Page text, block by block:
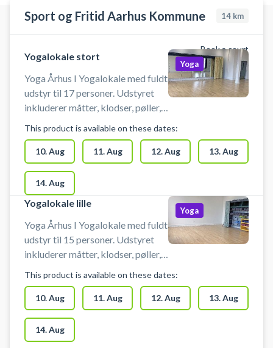
Sport og Fritid Aarhus Kommune 14 km
Book a court
Yogalokale stort
Yoga Århus I Yogalokale med fuldt
udstyr til 17 personer. Udstyret
inkluderer måtter, klodser, pøller,
bygningens konstruktion må
lokalet KUN benyttes til yoga,
meditation og mindfulness.
Yoga
This product is available on these dates:
10. Aug 11. Aug 12. Aug 13. Aug
14. Aug
Yogalokale lille
Yoga Århus I Yogalokale med fuldt
udstyr til 15 personer. Udstyret
inkluderer måtter, klodser, pøller,
bygningens konstruktion må
lokalet KUN benyttes til yoga,
meditation og mindfulness.
Yoga
This product is available on these dates:
10. Aug 11. Aug 12. Aug 13. Aug
14. Aug